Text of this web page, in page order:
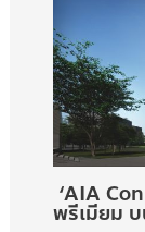
‘AIA
พรีเมียม